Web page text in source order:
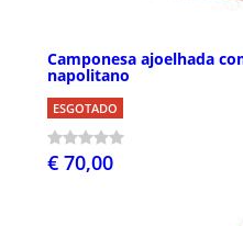
Camponesa ajoelhada
napolitano
ESGOTADO
€ 70,00